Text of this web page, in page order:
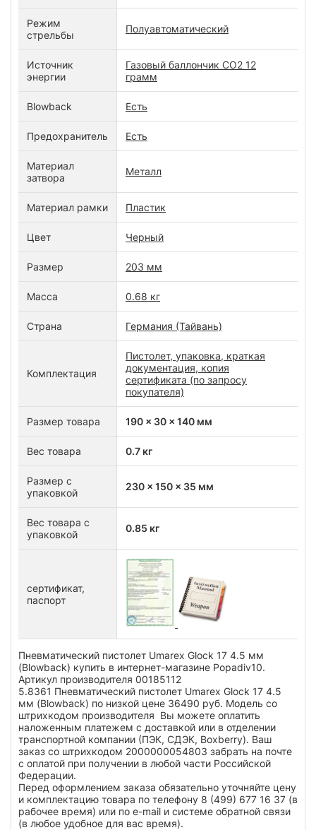
Режим
стрельбы
Полуавтоматический
Источник
энергии
Газовый баллончик CO2 12
грамм
Blowback Есть
Предохранитель Есть
Материал
затвора
Металл
Материал рамки Пластик
Цвет Черный
Размер 203 мм
Масса 0.68 кг
Страна Германия (Тайвань)
Комплектация
Пистолет, упаковка, краткая
документация, копия
сертификата (по запросу
покупателя)
Размер товара 190 x 30 x 140 мм
Вес товара 0.7 кг
Размер с
упаковкой
230 x 150 x 35 мм
Вес товара с
упаковкой
0.85 кг
сертификат,
паспорт
Пневматический пистолет Umarex Glock 17 4.5 мм
(Blowback) купить в интернет-магазине Popadiv10.
Артикул производителя 00185112
5.8361 Пневматический пистолет Umarex Glock 17 4.5
мм (Blowback) по низкой цене 36490 руб. Модель со
штрихкодом производителя Вы можете оплатить
наложенным платежем с доставкой или в отделении
транспортной компании (ПЭК, СДЭК, Boxberry). Ваш
заказ со штрихкодом 2000000054803 забрать на почте
с оплатой при получении в любой части Российской
Федерации.
Перед оформлением заказа обязательно уточняйте цену
и комплектацию товара по телефону 8 (499) 677 16 37 (в
рабочее время) или по e-mail и системе обратной связи
(в любое удобное для вас время).